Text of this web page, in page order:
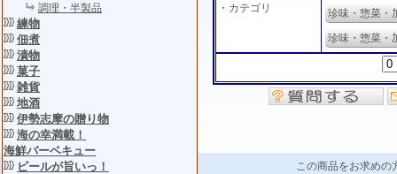
調理・半製品
練物
佃煮
漬物
菓子
雑貨
地酒
伊勢志摩の贈り物
海の幸満載！
海鮮バーベキュー
ビールが旨いっ！
・カテゴリ
珍味・惣菜・
珍味・惣菜・
この商品をお求め